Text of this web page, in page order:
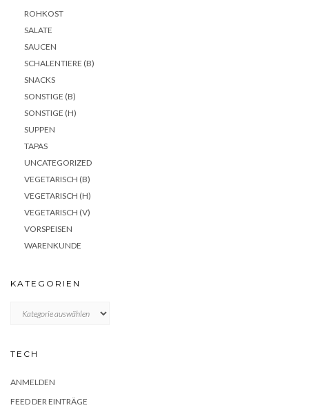
ROHKOST
SALATE
SAUCEN
SCHALENTIERE (B)
SNACKS
SONSTIGE (B)
SONSTIGE (H)
SUPPEN
TAPAS
UNCATEGORIZED
VEGETARISCH (B)
VEGETARISCH (H)
VEGETARISCH (V)
VORSPEISEN
WARENKUNDE
KATEGORIEN
TECH
ANMELDEN
FEED DER EINTRÄGE